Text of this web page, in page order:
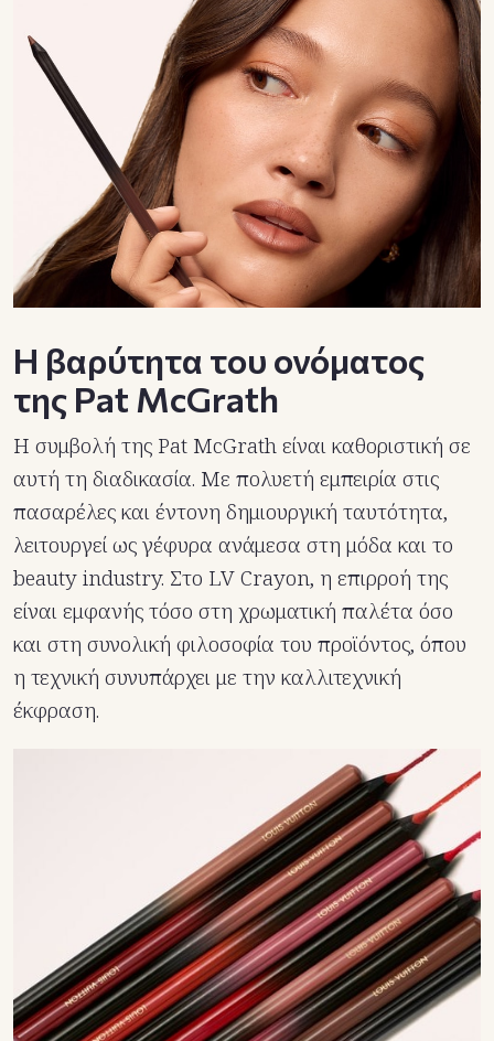
Η βαρύτητα του ονόματος
της Pat McGrath
Η συμβολή της Pat McGrath είναι καθοριστική σε
αυτή τη διαδικασία. Με πολυετή εμπειρία στις
πασαρέλες και έντονη δημιουργική ταυτότητα,
λειτουργεί ως γέφυρα ανάμεσα στη μόδα και το
beauty industry. Στο LV Crayon, η επιρροή της
είναι εμφανής τόσο στη χρωματική παλέτα όσο
και στη συνολική φιλοσοφία του προϊόντος, όπου
η τεχνική συνυπάρχει με την καλλιτεχνική
έκφραση.